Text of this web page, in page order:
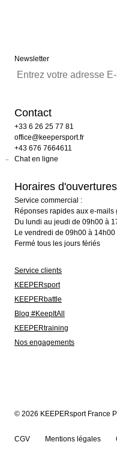
Newsletter
Contact
+33 6 26 25 77 81
office@keepersport.fr
+43 676 7664611
Chat en ligne
Horaires d'ouvertures
Service commercial :
Réponses rapides aux e-mails
Du lundi au jeudi de 09h00 à
Le vendredi de 09h00 à 14h00
Fermé tous les jours fériés
Service clients
KEEPERsport
KEEPERbattle
Blog #KeepItAll
KEEPERtraining
Nos engagements
© 2026 KEEPERsport France
CGV Mentions légales